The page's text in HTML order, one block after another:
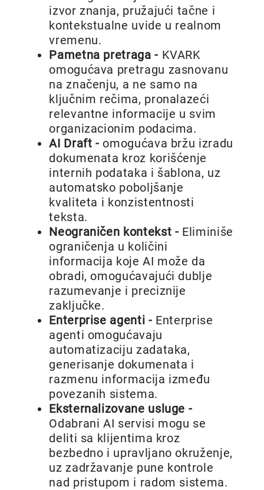
izvor znanja, pružajući tačne i
kontekstualne uvide u realnom
vremenu.
Pametna pretraga - KVARK
omogućava pretragu zasnovanu
na značenju, a ne samo na
ključnim rečima, pronalazeći
relevantne informacije u svim
organizacionim podacima.
AI Draft - omogućava bržu izradu
dokumenata kroz korišćenje
internih podataka i šablona, uz
automatsko poboljšanje
kvaliteta i konzistentnosti
teksta.
Neograničen kontekst - Eliminiše
ograničenja u količini
informacija koje AI može da
obradi, omogućavajući dublje
razumevanje i preciznije
zaključke.
Enterprise agenti - Enterprise
agenti omogućavaju
automatizaciju zadataka,
generisanje dokumenata i
razmenu informacija između
povezanih sistema.
Eksternalizovane usluge -
Odabrani AI servisi mogu se
deliti sa klijentima kroz
bezbedno i upravljano okruženje,
uz zadržavanje pune kontrole
nad pristupom i radom sistema.